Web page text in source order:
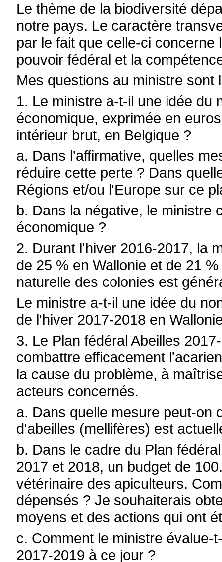
Le thème de la biodiversité
notre pays. Le caractère
par le fait que celle-ci
pouvoir fédéral et la
Mes questions au ministre sont
1. Le ministre a-t-il une idée du
économique, exprimée en
intérieur brut, en Belgique ?
a. Dans l'affirmative, quelles
réduire cette perte ? Dans
Régions et/ou l'Europe sur ce
b. Dans la négative, le ministre
économique ?
2. Durant l'hiver 2016-2017, la
de 25 % en Wallonie et de 21
naturelle des colonies est
Le ministre a-t-il une idée du
de l'hiver 2017-2018 en
3. Le Plan fédéral Abeilles
combattre efficacement
la cause du problème, à
acteurs concernés.
a. Dans quelle mesure peut-on
d'abeilles (mellifères) est
b. Dans le cadre du Plan
2017 et 2018, un budget de
vétérinaire des apiculteurs.
dépensés ? Je souhaiterais
moyens et des actions qui ont
c. Comment le ministre évalue-
2017-2019 à ce jour ?